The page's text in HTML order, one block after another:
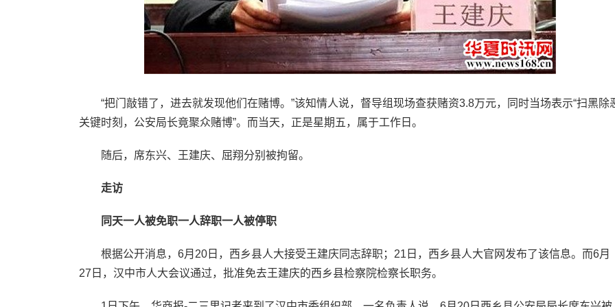
“把门敲错了，进去就发现他们在赌博。”该知情人说，督导组现场查获赌资3.8万元，同时当场表示“扫黑除
关键时刻，公安局长竟聚众赌博”。而当天，正是星期五，属于工作日。
随后，席东兴、王建庆、屈翔分别被拘留。
走访
同天一人被免职一人辞职一人被停职
根据公开消息，6月20日，西乡县人大接受王建庆同志辞职；21日，西乡县人大官网发布了该信息。而6月
27日，汉中市人大会议通过，批准免去王建庆的西乡县检察院检察长职务。